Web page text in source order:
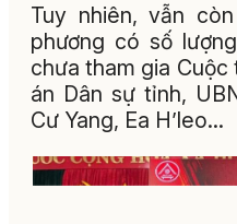
Tuy nhiên, vẫn
phương có số
chưa tham gia Cuộc
án Dân sự tỉnh,
Cư Yang, Ea H’leo...